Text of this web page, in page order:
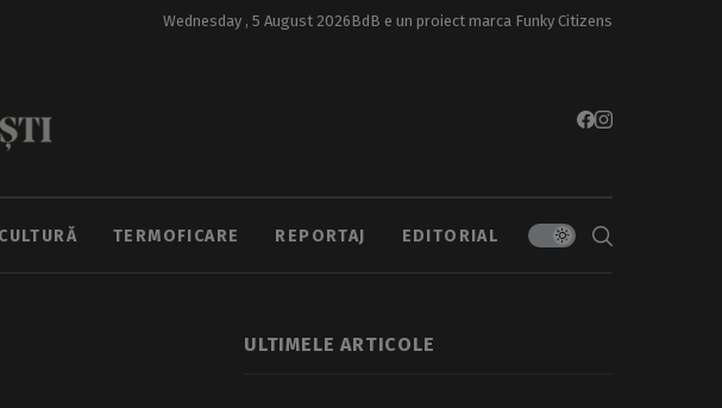
Wednesday , 5 August 2026BdB e un proiect marca Funky Citizens
CULTURĂ TERMOFICARE REPORTAJ EDITORIAL
ULTIMELE ARTICOLE